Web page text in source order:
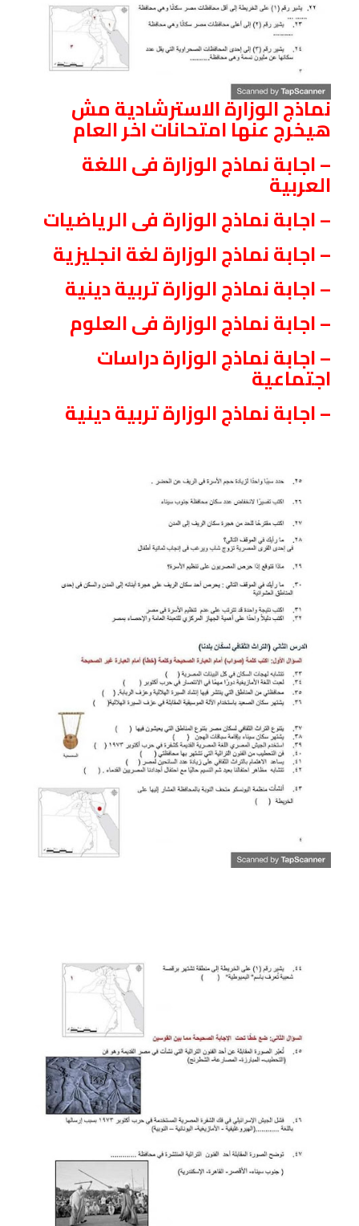
نماذج الوزارة الاسترشادية مش
هيخرج عنها امتحانات اخر العام
– اجابة نماذج الوزارة فى اللغة
العربية
– اجابة نماذج الوزارة فى الرياضيات
– اجابة نماذج الوزارة لغة انجليزية
– اجابة نماذج الوزارة تربية دينية
– اجابة نماذج الوزارة فى العلوم
– اجابة نماذج الوزارة دراسات
اجتماعية
– اجابة نماذج الوزارة تربية دينية